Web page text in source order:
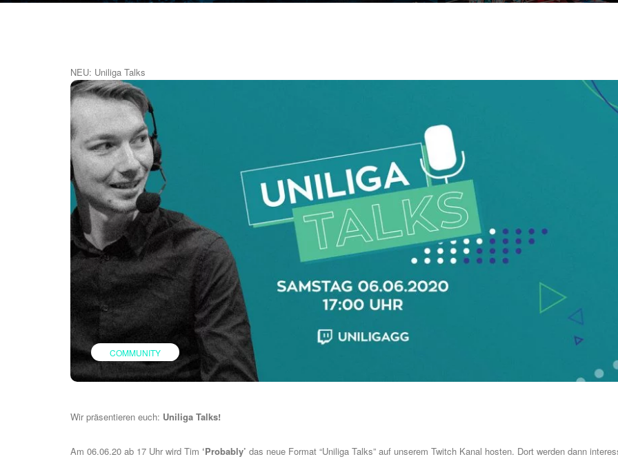
NEU: Uniliga Talks
COMMUNITY
Wir präsentieren euch: Uniliga Talks!
Am 06.06.20 ab 17 Uhr wird Tim ‘Probably’ das neue Format “Uniliga Talks” auf unserem Twitch Kanal hosten. Dort werden dann